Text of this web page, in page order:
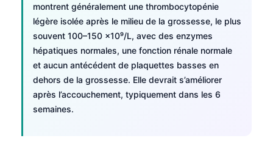
montrent généralement une thrombocytopénie
légère isolée après le milieu de la grossesse, le plus
souvent 100–150 ×10⁹/L, avec des enzymes
hépatiques normales, une fonction rénale normale
et aucun antécédent de plaquettes basses en
dehors de la grossesse. Elle devrait s’améliorer
après l’accouchement, typiquement dans les 6
semaines.